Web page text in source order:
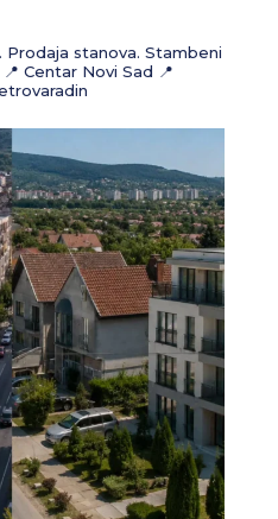
Prodaja stanova. Stambeni
📍 Centar Novi Sad 📍